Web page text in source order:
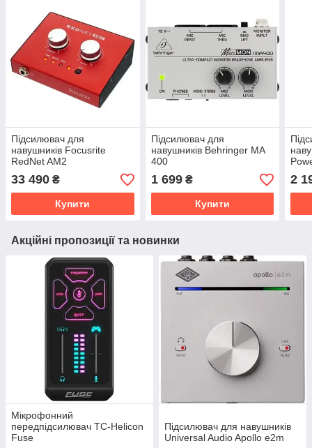
Підсилювач для
навушників Focusrite
RedNet AM2
33 490 ₴
Купити
Підсилювач для
навушників Behringer MA
400
1 699₴
Купити
2
Акційні пропозиції та новинки
Мікрофонний
передпідсилювач TC-Helicon
Fuse
Підсилювач для навушників
Universal Audio Apollo e2m